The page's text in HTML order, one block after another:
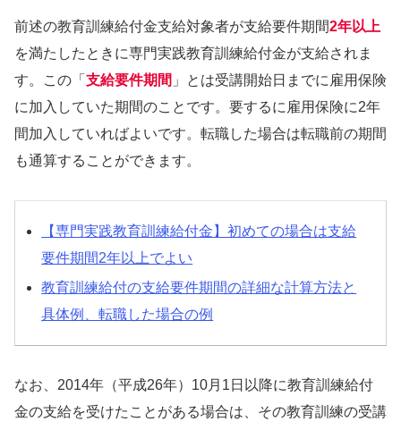
前述の教育訓練給付金支給対象者が支給要件期間2年以上
を満たしたときに専門実践教育訓練給付金が支給されま
す。この「 支給要件期間 」とは受講開始日までに雇用保険
に加入していた期間のことです。要するに雇用保険に2年
間加入していればよいです。転職した場合は転職前の期間
も通算することができます。
【専門実践教育訓練給付金】初めての場合は支給
要件期間2年以上でよい
教育訓練給付の支給要件期間の詳細な計算方法と
具体例、転職した場合の例
なお、2014年（平成26年）10月1日以降に教育訓練給付
金の支給を受けたことがある場合は、その教育訓練の受講